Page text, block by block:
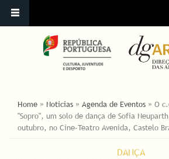
ESTÁ AQUI
Home » Noticias » Agenda de Eventos » O
"Sopro", um solo de dança de Sofia
outubro, no Cine-Teatro Avenida, Castelo
DANÇA